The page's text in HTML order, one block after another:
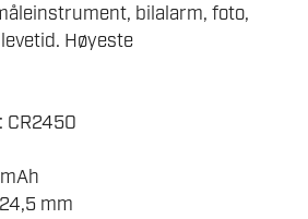
bilalarm, foto,
Høyeste
CR2450
mm